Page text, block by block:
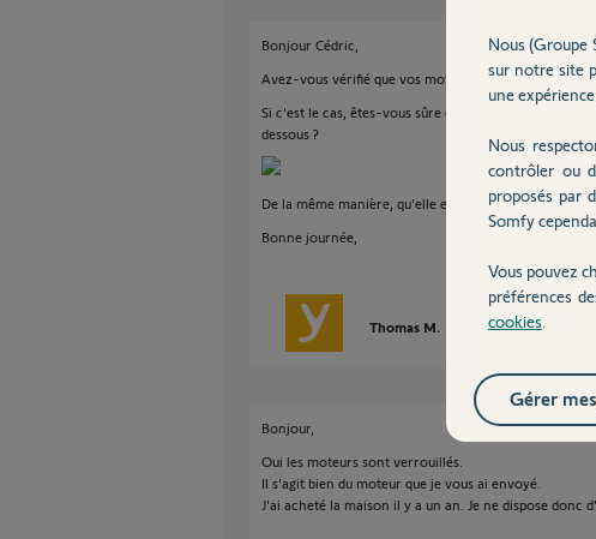
Bonjour Cédric,
Avez-vous vérifié que vos moteurs étaient bien
Si c'est le cas, êtes-vous sûre qu'il s'agit bien de ce
dessous ?
De la même manière, qu'elle est la date d'achat de
Bonne journée,
Thomas M. il y a environ 9 ans
Bonjour,
Oui les moteurs sont verrouillés.
Il s'agit bien du moteur que je vous ai envoyé.
J'ai acheté la maison il y a un an. Je ne dispose donc
Nous (Groupe
sur notre site
une
Nous
contrôler ou
proposés par
Somfy
Vous pouvez
préférences
cookies
Gérer